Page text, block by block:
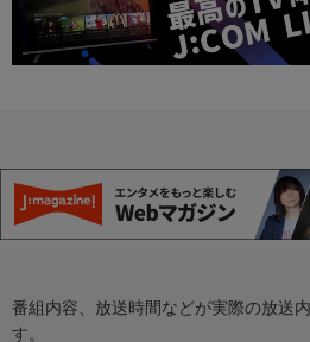
番組内容、放送時間などが実際の放送
す。